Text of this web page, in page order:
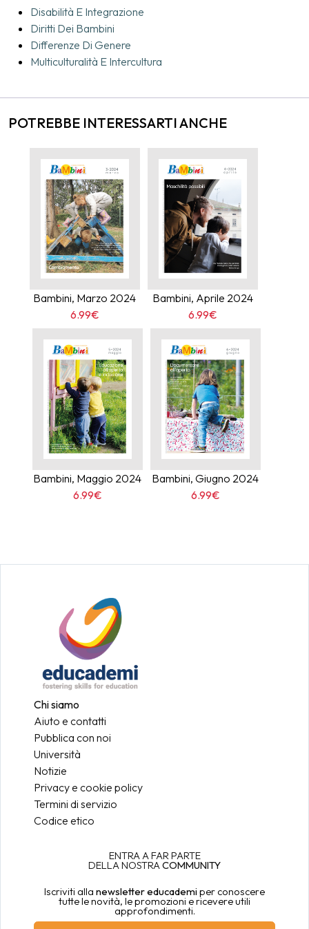
Disabilità E Integrazione
Diritti Dei Bambini
Differenze Di Genere
Multiculturalità E Intercultura
POTREBBE INTERESSARTI ANCHE
Bambini, Marzo 2024
6.99€
Bambini, Aprile 2024
6.99€
Bambini, Maggio 2024
6.99€
Bambini, Giugno 2024
6.99€
Chi siamo
Aiuto e contatti
Pubblica con noi
Università
Notizie
Privacy e cookie policy
Termini di servizio
Codice etico
ENTRA A FAR PARTE
DELLA NOSTRACOMMUNITY
Iscriviti alla newsletter educademiper conoscere
tutte le novità, le promozioni e ricevere utili
approfondimenti.